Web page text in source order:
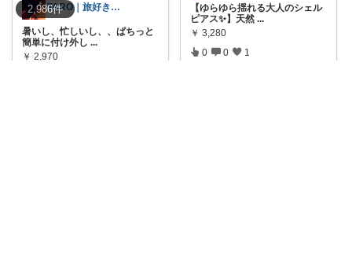
2,986件 TARO｜旅好きのスキンケア
暑いし、忙しいし、、ぱちっと
簡単に付け外し ...
￥ 2,970
【ゆらゆら揺れる大人のシェル
ピアス✨】天然 ...
￥ 3,280
0 0 1